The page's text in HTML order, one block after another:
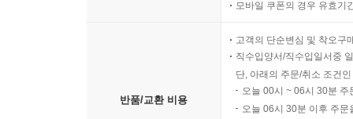
모바일 쿠폰의 경우 유효기
반품/교환 비용
고객의 단순변심 및 착오구
직수입양서/직수입일서중
단, 아래의 주문/취소 조건
오늘 00시 ~ 06시 30분
오늘 06시 30분 이후 주